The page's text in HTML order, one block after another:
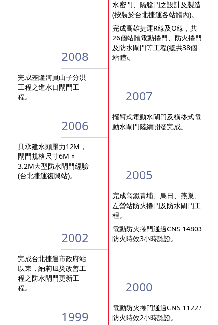
水密門、隔艙門之設計及製造
(按裝於台北捷運各站體內)。
完成高雄捷運R線及O線，共
26個站體電動捲門、防火捲門
及防水閘門等工程(總共38個
站體)。
2008
完成基隆河員山子分洪
工程之進水口閘門工
程。
2007
擺臂式電動水閘門及橫移式電
動水閘門陸續開發完成。
2006
具承建水頭壓力12M，
閘門規格尺寸6M ×
3.2M大型防水閘門經驗
(台北捷運復興站)。
2005
完成高鐵青埔、烏日、燕巢、
左營站防火捲門及防水閘門工
程。
電動防火捲門通過CNS 14803
防火時效3小時認證。
2002
完成台北捷運市政府站
以東，納莉風災改善工
程之防水閘門更新工
程。
2000
電動防火捲門通過CNS 11227
防火時效2小時認證。
1999